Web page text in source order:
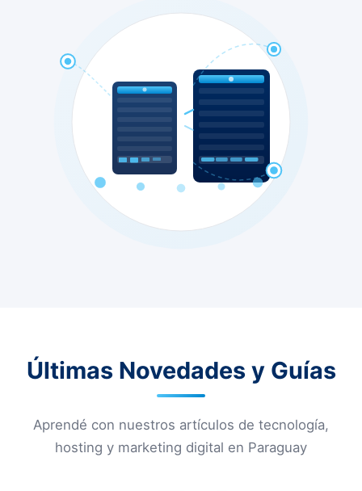
Últimas Novedades y Guías
Aprendé con nuestros artículos de tecnología,
hosting y marketing digital en Paraguay